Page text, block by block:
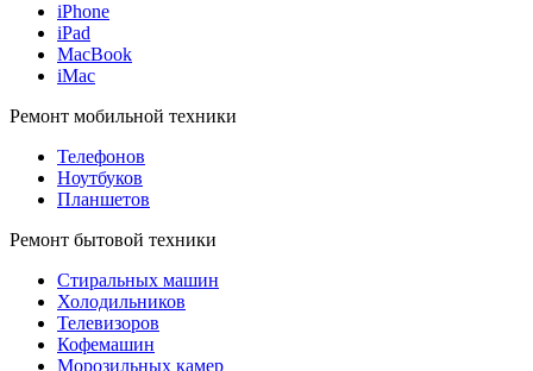
iPhone
iPad
MacBook
iMac
Ремонт мобильной техники
Телефонов
Ноутбуков
Планшетов
Ремонт бытовой техники
Стиральных машин
Холодильников
Телевизоров
Кофемашин
Морозильных камер